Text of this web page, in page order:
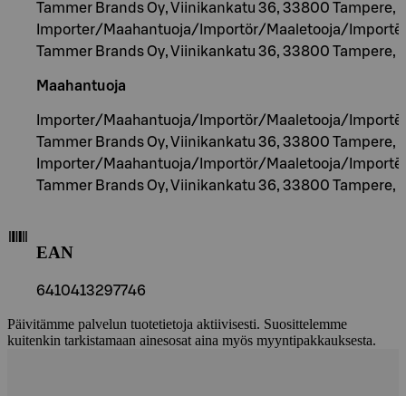
Tammer Brands Oy, Viinikankatu 36, 33800 Tampere,
Importer/Maahantuoja/Importör/Maaletooja/
Tammer Brands Oy, Viinikankatu 36, 33800 Tampere,
Maahantuoja
Importer/Maahantuoja/Importör/Maaletooja/
Tammer Brands Oy, Viinikankatu 36, 33800 Tampere,
Importer/Maahantuoja/Importör/Maaletooja/
Tammer Brands Oy, Viinikankatu 36, 33800 Tampere,
EAN
6410413297746
Päivitämme palvelun tuotetietoja aktiivisesti. Suosittelemme
kuitenkin tarkistamaan ainesosat aina myös myyntipakkauksesta.